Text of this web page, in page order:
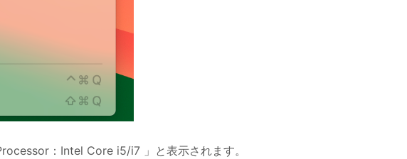
：Intel Core i5/i7 」と表示されます。